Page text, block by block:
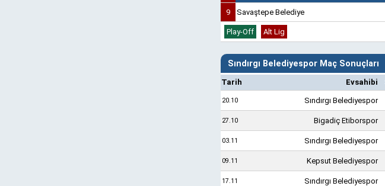
9 Savaştepe Belediye
Play-Off Alt Lig
Sındırgı Belediyespor Maç Sonuçları
Tarih Evsahibi
20.10 Sındırgı Belediyespor
27.10 Bigadiç Etiborspor
03.11 Sındırgı Belediyespor
09.11 Kepsut Belediyespor
17.11 Sındırgı Belediyespor